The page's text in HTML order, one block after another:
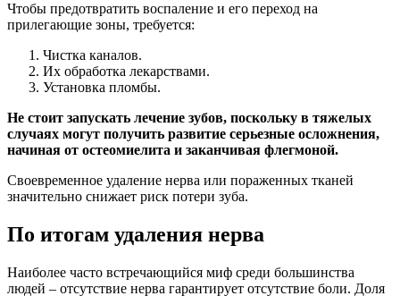
Чтобы предотвратить воспаление и его переход на
прилегающие зоны, требуется:
Чистка каналов.
Их обработка лекарствами.
Установка пломбы.
Не стоит запускать лечение зубов, поскольку в тяжелых
случаях могут получить развитие серьезные осложнения,
начиная от остеомиелита и заканчивая флегмоной.
Своевременное удаление нерва или пораженных тканей
значительно снижает риск потери зуба.
По итогам удаления нерва
Наиболее часто встречающийся миф среди большинства
людей – отсутствие нерва гарантирует отсутствие боли. Доля